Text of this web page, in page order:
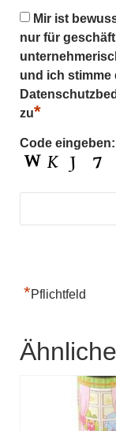
Mir ist
nur für
und ich stimme
zu*
Code eingeben:
*Pflichtfeld